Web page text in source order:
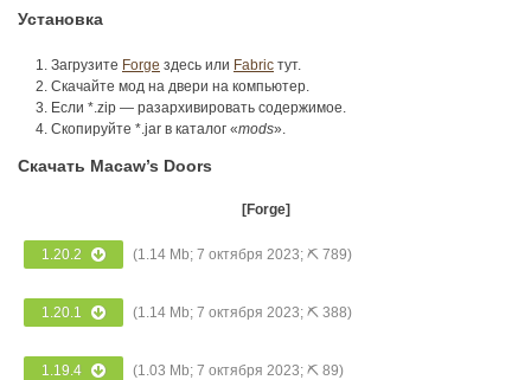
Установка
Загрузите Forge здесь или Fabric тут.
Скачайте мод на двери на компьютер.
Если *.zip — разархивировать содержимое.
Скопируйте *.jar в каталог «mods».
Скачать Macaw’s Doors
[Forge]
1.20.2 (1.14 Mb; 7 октября 2023; ⛏ 789)
1.20.1 (1.14 Mb; 7 октября 2023; ⛏ 388)
1.19.4 (1.03 Mb; 7 октября 2023; ⛏ 89)